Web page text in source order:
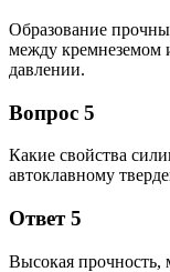
Образование
между кремнеземом
давлении.
Вопрос 5
Какие свойства
автоклавному
Ответ 5
Высокая прочность,